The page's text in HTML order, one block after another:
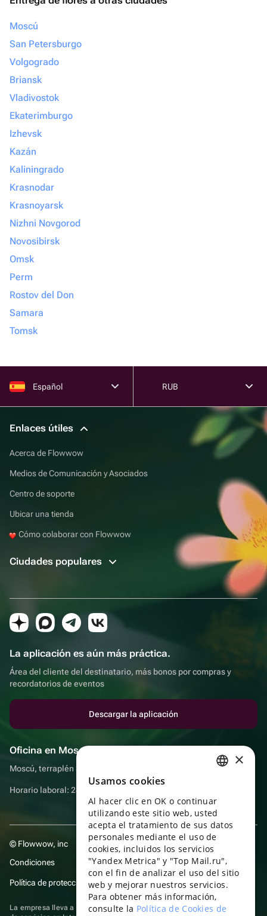
Moscú
San Petersburgo
Volgogrado
Briansk
Vladivostok
Ekaterimburgo
Izhevsk
Kazán
Kaliningrado
Krasnodar
Krasnoyarsk
Nizhni Novgorod
Novosibirsk
Omsk
Perm
Rostov del Don
Samara
Tomsk
Español RUB
Enlaces útiles
Acerca de Flowwow
Medios de Comunicación y Asociados
Centro de soporte
Ubicar una tienda
Cómo colaborar con Flowwow
Ciudades populares
La aplicación es aún más práctica.
Área del cliente del destinatario, más bonos por compras y
recordatorios de eventos
Descargar la aplicación
Oficina en Moscú
Moscú, terraplén Sadovnicheskaya, 9, sala 2/3
Horario laboral: 24 horas
© Flowwow, inc
Condiciones
Política de protección y privacidad de datos
La empresa lleva a cabo su actividad en el ámbito de las TI: prestación
ENGLISH
UKRAINIAN
PORTUGUESE
SPANISH
HUNGARIAN
ITALIAN
×
Usamos cookies
Al hacer clic en OK o continuar
utilizando este sitio web, usted
acepta el tratamiento de sus datos
personales mediante el uso de
cookies, incluidos los servicios
"Yandex Metrica" y "Top Mail.ru",
con el fin de analizar el uso del sitio
web y mejorar nuestros servicios.
Para obtener más información,
consulte la Política de Cookies de